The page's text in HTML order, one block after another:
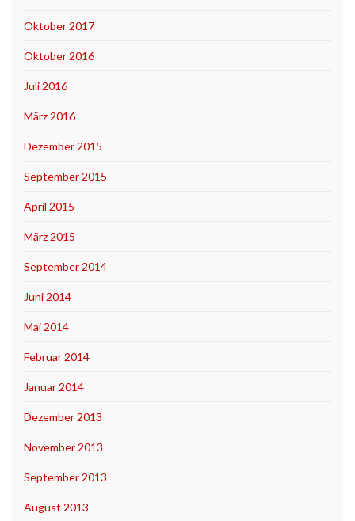
Oktober 2017
Oktober 2016
Juli 2016
März 2016
Dezember 2015
September 2015
April 2015
März 2015
September 2014
Juni 2014
Mai 2014
Februar 2014
Januar 2014
Dezember 2013
November 2013
September 2013
August 2013